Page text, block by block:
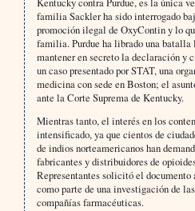
familia Sackler ha sido interrogado
promoción ilegal de OxyContin y lo
familia. Purdue ha librado una batalla
mantener en secreto la declaración y
un caso presentado por STAT, una
medicina con sede en Boston; el
ante la Corte Suprema de Kentucky.
Mientras tanto, el interés en los
intensificado, ya que cientos de
de indios norteamericanos han
fabricantes y distribuidores de
Representantes solicitó el documento
como parte de una investigación de
compañías farmacéuticas.